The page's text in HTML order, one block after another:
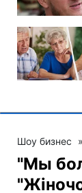
Шоу бизнес »
"Мы